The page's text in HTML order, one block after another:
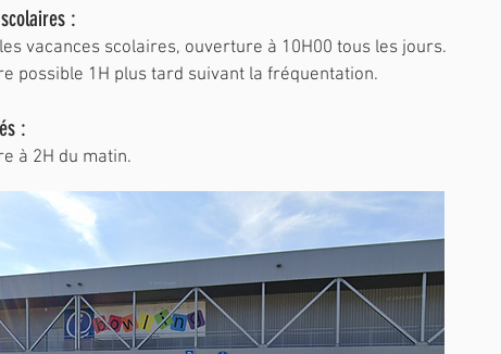
:
vacances scolaires, ouverture à 10H00 tous les jours.
possible 1H plus tard suivant la fréquentation.
:
à 2H du matin.